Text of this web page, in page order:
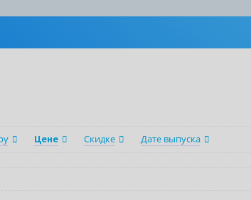
Цене Скидке Дате выпуска